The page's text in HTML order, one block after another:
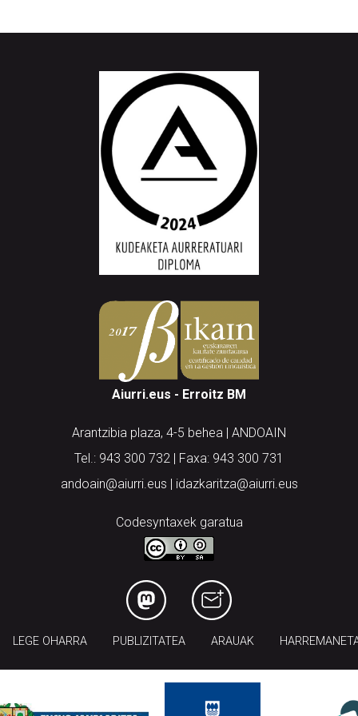
Aiurri.eus - Erroitz BM
Arantzibia plaza, 4-5 behea | ANDOAIN
Tel.: 943 300 732 | Faxa: 943 300 731
andoain@aiurri.eus | idazkaritza@aiurri.eus
Codesyntaxek garatua
LEGE OHARRA PUBLIZITATEA ARAUAK